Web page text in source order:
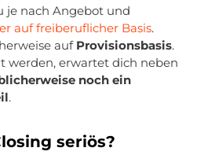
je nach Angebot und
auf freiberuflicher Basis.
auf Provisionsbasis.
werden, erwartet dich neben
noch ein
.
seriös?